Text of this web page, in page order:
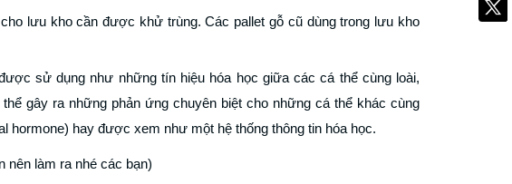
lưu kho cần được khử trùng. Các pallet gỗ cũ dùng trong lưu kho
sử dụng như những tín hiệu hóa học giữa các cá thể cùng loài,
gây ra những phản ứng chuyên biệt cho những cá thể khác cùng
hormone) hay được xem như một hệ thống thông tin hóa học.
nên làm ra nhé các bạn)